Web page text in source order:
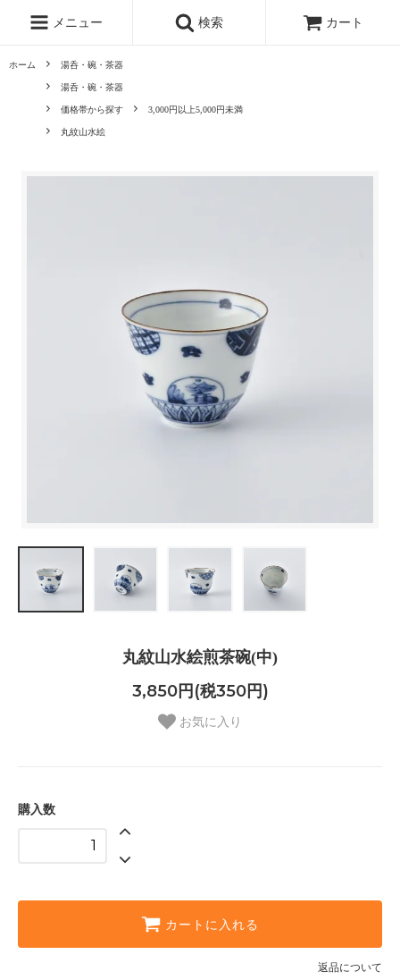
メニュー 検索 カート
ホーム 湯呑・碗・茶器
湯呑・碗・茶器
価格帯から探す 3,000円以上5,000円未満
丸紋山水絵
丸紋山水絵煎茶碗(中)
3,850円(税350円)
お気に入り
購入数
カートに入れる
返品について